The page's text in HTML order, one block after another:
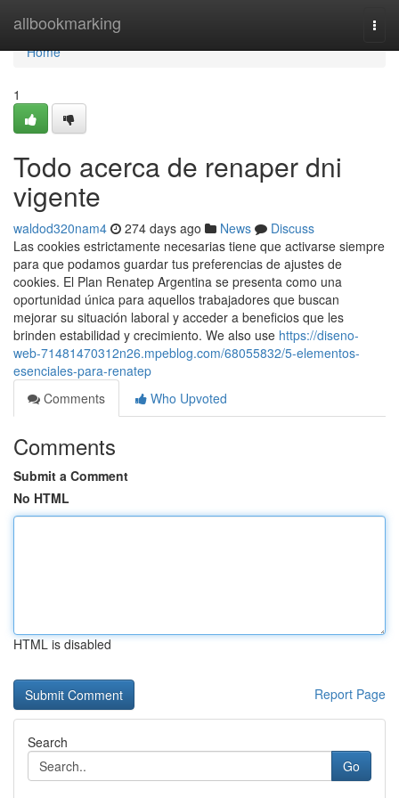
allbookmarking
Home
Home
1
Todo acerca de renaper dni
vigente
waldod320nam4 274 days ago News
Discuss
Las cookies estrictamente necesarias tiene que activarse siempre
para que podamos guardar tus preferencias de ajustes de
cookies. El Plan Renatep Argentina se presenta como una
oportunidad única para aquellos trabajadores que buscan
mejorar su situación laboral y acceder a beneficios que les
brinden estabilidad y crecimiento. We also use https://diseno-
web-71481470312n26.mpeblog.com/68055832/5-elementos-
esenciales-para-renatep
Comments
Who Upvoted
Comments
Submit a Comment
No HTML
HTML is disabled
Report Page
Search
Go